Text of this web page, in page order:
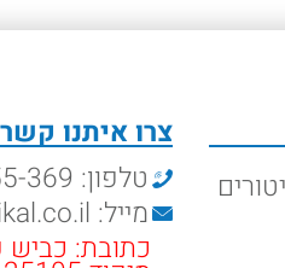
צרו איתנו קשר
טלפון: 1700-555-369
מייל: info@medikal.co.il
כתובת: כביש